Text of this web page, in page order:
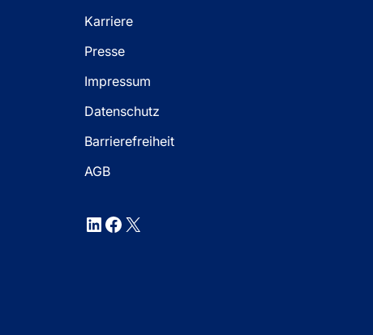
Karriere
Presse
Impressum
Datenschutz
Barrierefreiheit
AGB